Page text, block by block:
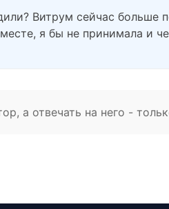
Витрум сейчас больше
я бы не принимала и
а отвечать на него -